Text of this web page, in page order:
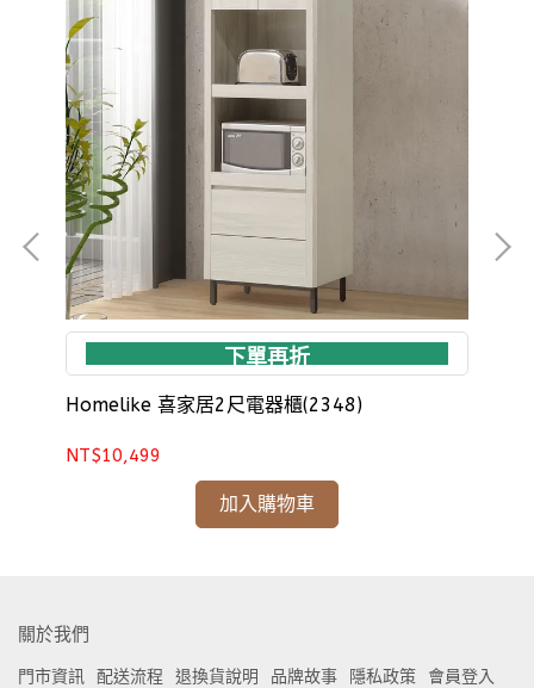
下單再折
Homelike 喜家居2尺電器櫃(2348)
NT$10,499
加入購物車
關於我們
門市資訊 配送流程 退換貨說明 品牌故事 隱私政策
會員登入